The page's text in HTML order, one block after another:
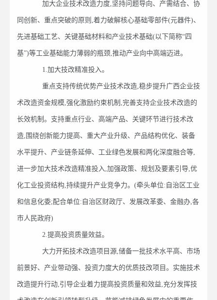
加大企业技术改造力度,坚持问题导向、产需结合、协
同创新、重点突破的原则,着力破解核心基础零部件(元器件)、
先进基础工艺、关键基础材料和产业技术基础(以下简称“四
基”)等工业基础能力薄弱的瓶颈,推动产业向中高端迈进。
1.加大技改精准投入。
重点支持传统优势产业技术改造,稳步提升广西企业技
术改造资金规模,强化激励约束机制,完善支持企业技术改造的
长效机制。支持重点行业、高端产品、关键环节进行技术改
造,围绕创新能力提高、重大产业升级、产品结构优化、装备
水平提升、产业链条延伸、工业绿色发展和两化深度融合等,
进一步加大技术改造精准投入,加强政策、规划及要素引导,优
化工业投资结构,持续提升产业竞争力。(牵头单位:自治区工业
和信息化委;配合单位:自治区财政厅、发展改革委、金融办,各
市人民政府)
2.提高投资质量效益。
大力开拓技术改造项目源,储备一批技术水平高、市场
前景好、产业带动强、投资力度大的优质技改项目。实施技术
改造提升行动,引导企业着力提高投资质量和效益,充分发挥技